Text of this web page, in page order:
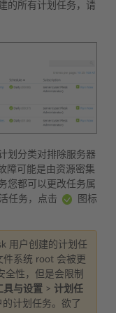
的所有计划任务，请
划分类对排除服务器
障可能是由资源密集
您都可以更改任务属
任务，点击
图标
用户创建的计划任
件系统 root 会被更
全性，但是会限制
具与设置 > 计划任
的计划任务。欲了